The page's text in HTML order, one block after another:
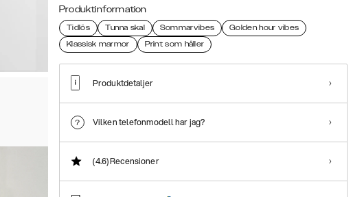
Produktinformation
Tidlös Tunna skal Sommarvibes
Golden hour vibes
Klassisk marmor
Print som håller
Produktdetaljer
Vilken telefonmodell har jag?
(4.6)Recensioner